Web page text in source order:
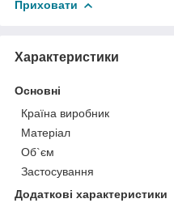
Приховати
Характеристики
Основні
Країна виробник
Матеріал
Об`єм
Застосування
Додаткові характеристики